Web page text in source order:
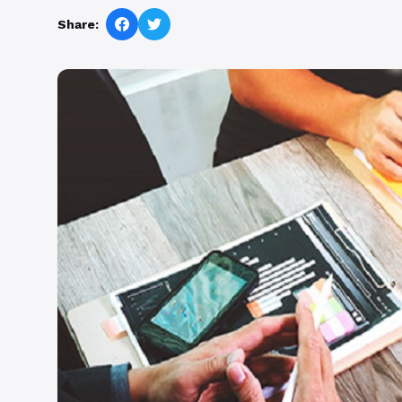
Share: